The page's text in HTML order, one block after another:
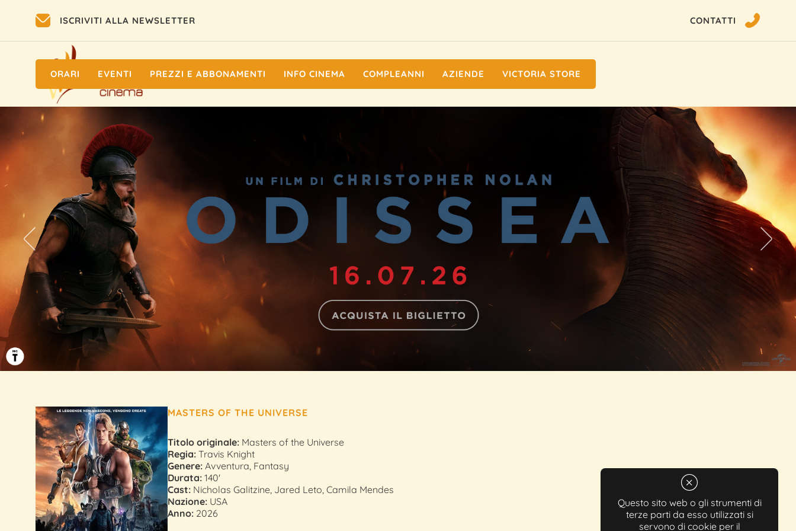
Questo sito web o gli strumenti di
terze parti da esso utilizzati si
servono di cookie per il
ISCRIVITI ALLA NEWSLETTER CONTATTI
ORARI EVENTI PREZZI E ABBONAMENTI INFO CINEMA COMPLEANNI AZIENDE VICTORIA STORE
MASTERS OF THE UNIVERSE
Titolo originale: Masters of the Universe
Regia: Travis Knight
Genere: Avventura, Fantasy
Durata: 140'
Cast: Nicholas Galitzine, Jared Leto, Camila Mendes
Nazione: USA
Anno: 2026